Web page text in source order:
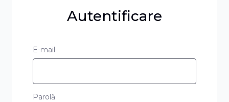
Autentificare
E-mail
Parolă